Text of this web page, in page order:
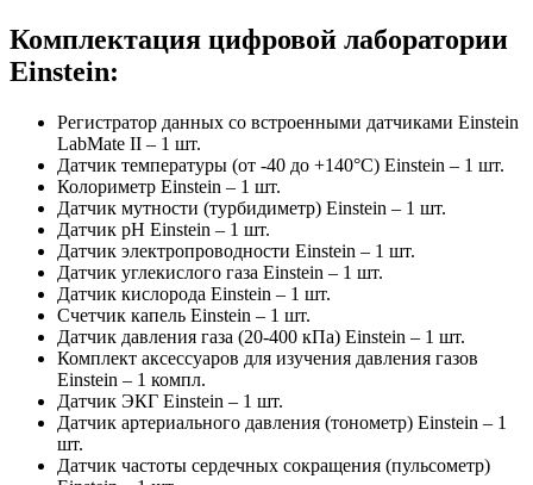
Комплектация цифровой лаборатории
Einstein:
Регистратор данных со встроенными датчиками Einstein
LabMate II – 1 шт.
Датчик температуры (от -40 до +140°C) Einstein – 1 шт.
Колориметр Einstein – 1 шт.
Датчик мутности (турбидиметр) Einstein – 1 шт.
Датчик pH Einstein – 1 шт.
Датчик электропроводности Einstein – 1 шт.
Датчик углекислого газа Einstein – 1 шт.
Датчик кислорода Einstein – 1 шт.
Счетчик капель Einstein – 1 шт.
Датчик давления газа (20-400 кПа) Einstein – 1 шт.
Комплект аксессуаров для изучения давления газов
Einstein – 1 компл.
Датчик ЭКГ Einstein – 1 шт.
Датчик артериального давления (тонометр) Einstein – 1
шт.
Датчик частоты сердечных сокращения (пульсометр)